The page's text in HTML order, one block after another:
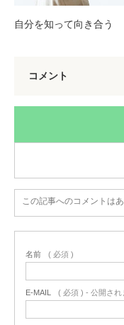
自分を知って向き合う
コメント
この記事へのコメントはあ
名前 ( 必須 )
E-MAIL ( 必須 ) - 公開され